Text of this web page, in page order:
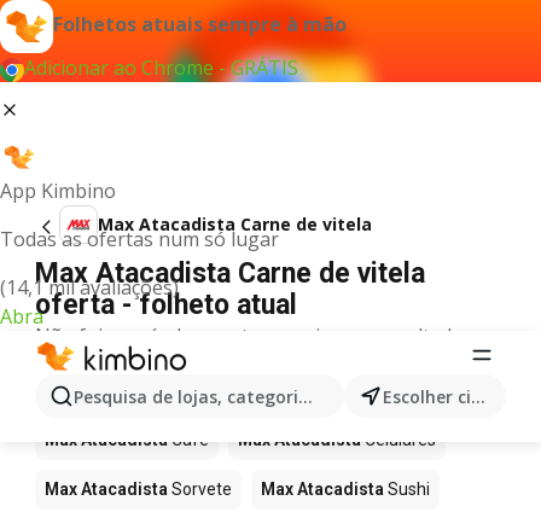
Folhetos atuais sempre à mão
Adicionar ao Chrome - GRÁTIS
App Kimbino
Todas as ofertas num só lugar
(14,1 mil avaliações)
Abra
Pesquisa de lojas, categorias,produtos... Escolher cidade
Max Atacadista Carne de vitela
Max Atacadista Carne de vitela
oferta - folheto atual
Não foi possível encontrar quaisquer resultados
para este termo.
Mais produtos em Max Atacadista
Max Atacadista Café Max Atacadista Celulares
Max Atacadista Sorvete Max Atacadista Sushi